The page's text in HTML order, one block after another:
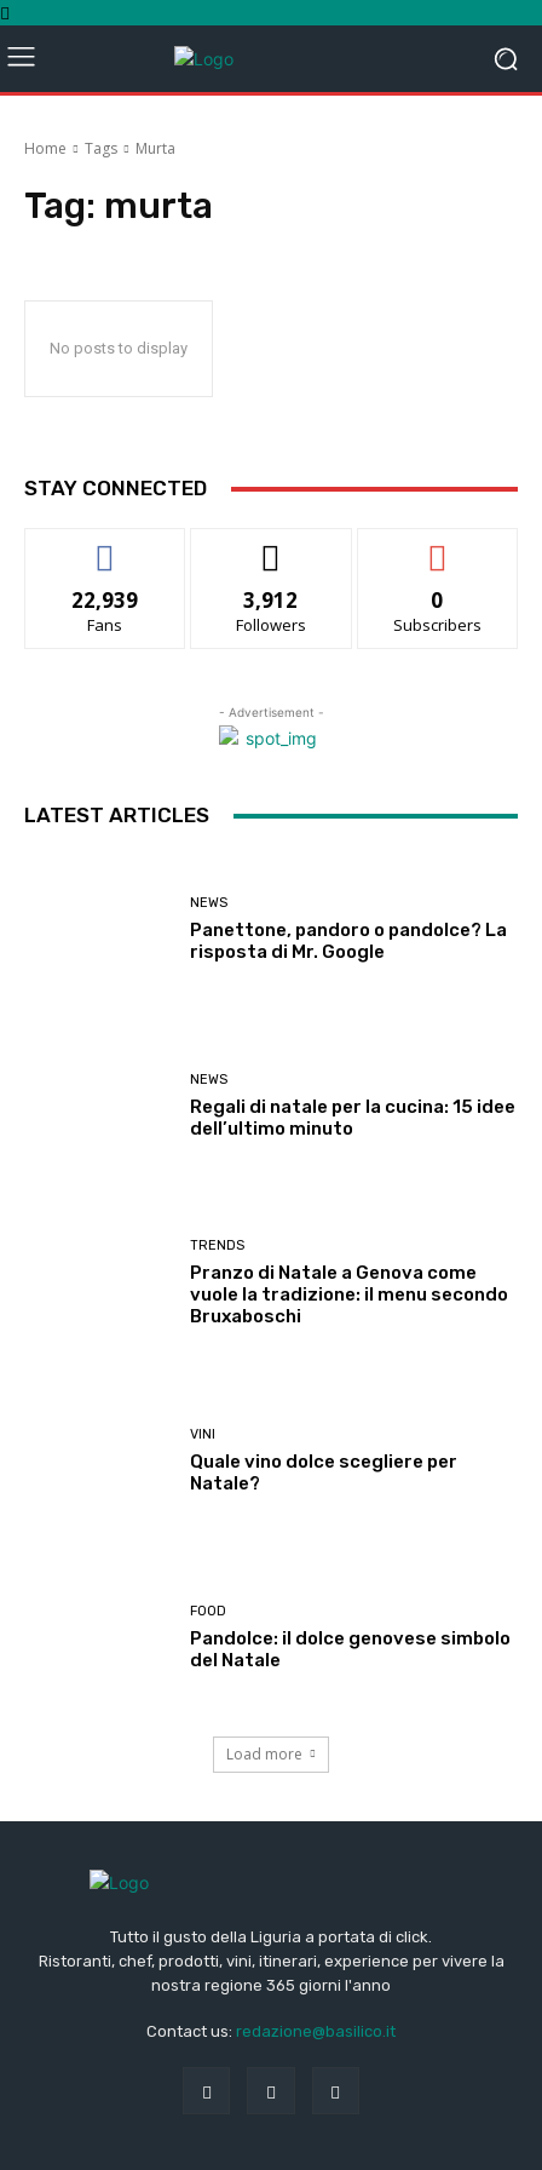
Home Tags Murta
Tag: murta
No posts to display
STAY CONNECTED
22,939
Fans
3,912
Followers
0
Subscribers
- Advertisement -
LATEST ARTICLES
NEWS
Panettone, pandoro o pandolce? La
risposta di Mr. Google
NEWS
Regali di natale per la cucina: 15 idee
dell’ultimo minuto
TRENDS
Pranzo di Natale a Genova come
vuole la tradizione: il menu secondo
Bruxaboschi
VINI
Quale vino dolce scegliere per
Natale?
FOOD
Pandolce: il dolce genovese simbolo
del Natale
Load more
Tutto il gusto della Liguria a portata di click.
Ristoranti, chef, prodotti, vini, itinerari, experience per vivere la
nostra regione 365 giorni l'anno
Contact us: redazione@basilico.it